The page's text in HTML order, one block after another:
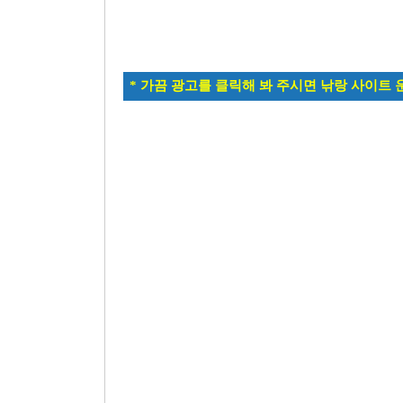
* 가끔 광고를 클릭해 봐 주시면 낚랑 사이트